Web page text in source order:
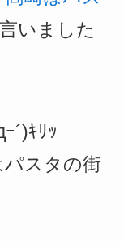
いました
´)ｷﾘｯ
スタの街